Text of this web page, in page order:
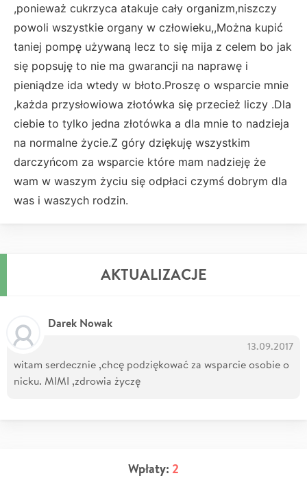
,ponieważ cukrzyca atakuje cały organizm,niszczy
powoli wszystkie organy w człowieku,,Można kupić
taniej pompę używaną lecz to się mija z celem bo jak
się popsuję to nie ma gwarancji na naprawę i
pieniądze ida wtedy w błoto.Proszę o wsparcie mnie
,każda przysłowiowa złotówka się przecież liczy .Dla
ciebie to tylko jedna złotówka a dla mnie to nadzieja
na normalne życie.Z góry dziękuję wszystkim
darczyńcom za wsparcie które mam nadzieję że
wam w waszym życiu się odpłaci czymś dobrym dla
was i waszych rodzin.
AKTUALIZACJE
Darek Nowak
13.09.2017
witam serdecznie ,chcę podziękować za wsparcie osobie o
nicku. MIMI ,zdrowia życzę
Wpłaty: 2